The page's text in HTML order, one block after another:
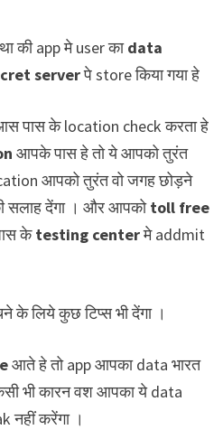
की app मे user काdata
serverपे store किया गया हे
पास के location check करता हे
आपके पास हे तो ये आपको तुरंत
आपको तुरंत वो जगह छोड़ने
सलाह देंगा । और आपकोtoll free
केtesting centerमे addmit
लिये कुछ टिप्स भी देंगा ।
आते हे तो app आपका data भारत
भी कारन वश आपका ये data
नहीं करेंगा ।